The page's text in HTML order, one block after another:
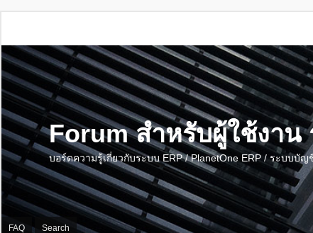
Forum สำหรับผู้ใช้งาน
บอร์ดความรู้เกี่ยวกับระบบ ERP / PlanetOne ERP / ระบบบั
FAQ Search